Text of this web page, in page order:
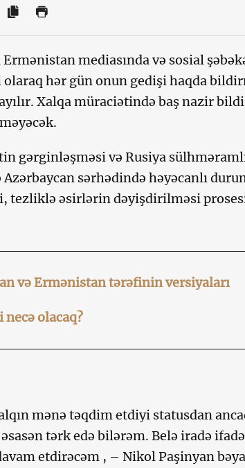
mediasında və sosial
hər gün onun gedişi haqda
Xalqa müraciətində baş nazir
gərginləşməsi və Rusiya
sərhədində həyəcanlı
tezliklə əsirlərin dəyişdirilməsi
və Ermənistan tərəfinin versiyaları
necə olacaq?
mənə təqdim etdiyi statusdan
tərk edə bilərəm. Belə iradə
etdirəcəm , – Nikol Paşinyan